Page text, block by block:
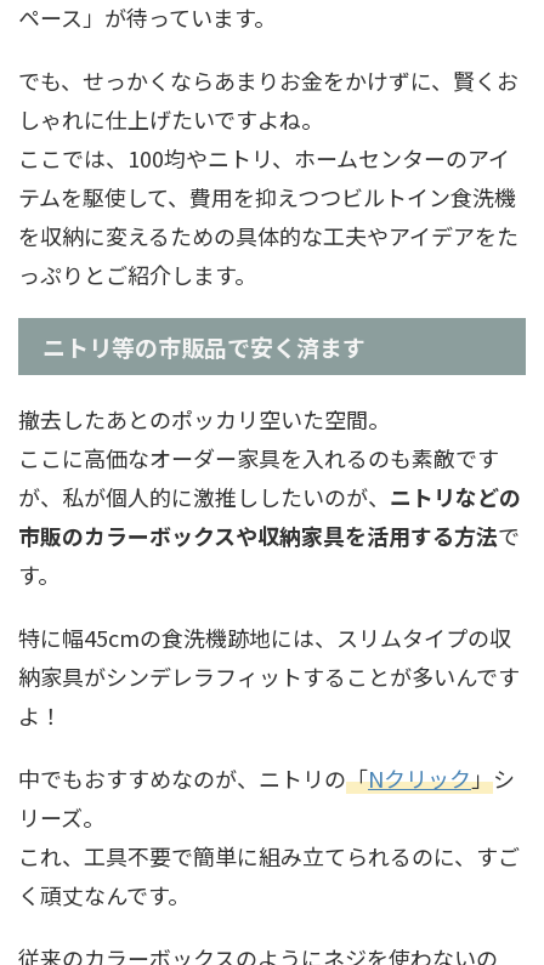
ペース」が待っています。
でも、せっかくならあまりお金をかけずに、賢くお
しゃれに仕上げたいですよね。
ここでは、100均やニトリ、ホームセンターのアイ
テムを駆使して、費用を抑えつつビルトイン食洗機
を収納に変えるための具体的な工夫やアイデアをた
っぷりとご紹介します。
ニトリ等の市販品で安く済ます
撤去したあとのポッカリ空いた空間。
ここに高価なオーダー家具を入れるのも素敵です
が、私が個人的に激推ししたいのが、 ニトリなどの
市販のカラーボックスや収納家具を活用する方法で
す。
特に幅45cmの食洗機跡地には、スリムタイプの収
納家具がシンデレラフィットすることが多いんです
よ！
中でもおすすめなのが、ニトリの「Nクリック」シ
リーズ。
これ、工具不要で簡単に組み立てられるのに、すご
く頑丈なんです。
従来のカラーボックスのようにネジを使わないの